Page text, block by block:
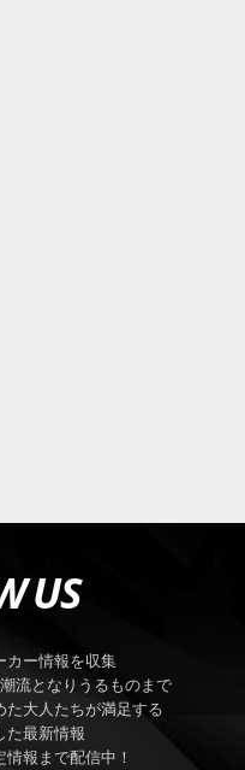
US
カー情報を収集
流となりうるものまで
た大人たちが満足する
た最新情報
報まで配信中！